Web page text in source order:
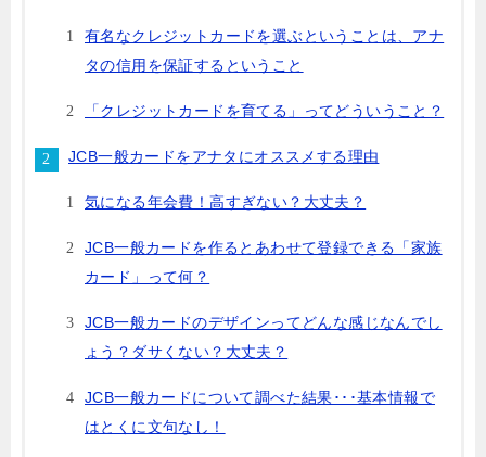
有名なクレジットカードを選ぶということは、アナ
タの信用を保証するということ
「クレジットカードを育てる」ってどういうこと？
JCB一般カードをアナタにオススメする理由
気になる年会費！高すぎない？大丈夫？
JCB一般カードを作るとあわせて登録できる「家族
カード」って何？
JCB一般カードのデザインってどんな感じなんでし
ょう？ダサくない？大丈夫？
JCB一般カードについて調べた結果･･･基本情報で
はとくに文句なし！